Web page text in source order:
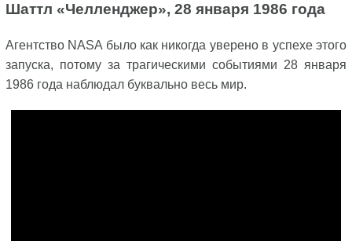
Шаттл «Челленджер», 28 января 1986 года
Агентство NASA было как никогда уверено в успехе этого
запуска, потому за трагическими событиями 28 января
1986 года наблюдал буквально весь мир.